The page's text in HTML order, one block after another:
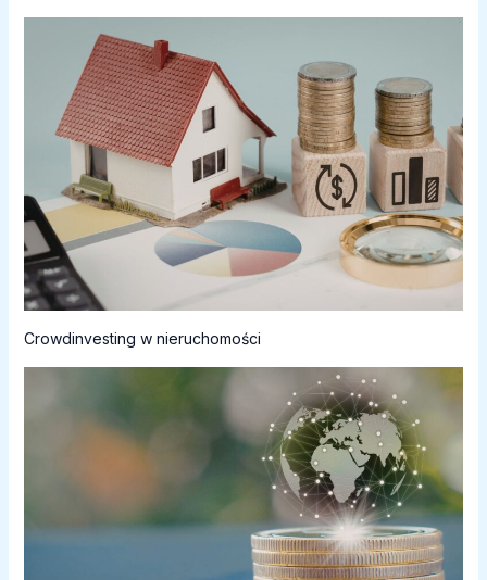
Crowdinvesting w nieruchomości